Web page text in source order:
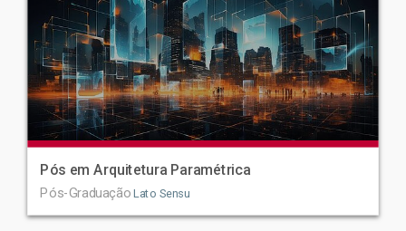
Pós em Arquitetura Paramétrica
Pós-Graduação Lato Sensu